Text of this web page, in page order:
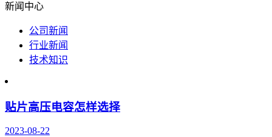
新闻中心
公司新闻
行业新闻
技术知识
贴片高压电容怎样选择
2023-08-22